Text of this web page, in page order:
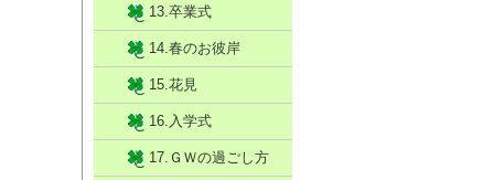
13.卒業式
14.春のお彼岸
15.花見
16.入学式
17.ＧＷの過ごし方